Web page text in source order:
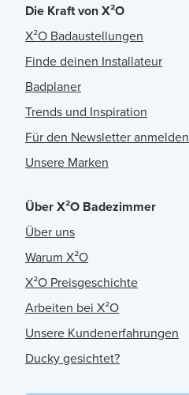
Die Kraft von X²O
X²O Badaustellungen
Finde deinen Installateur
Badplaner
Trends und Inspiration
Für den Newsletter anmelden
Unsere Marken
Über X²O Badezimmer
Über uns
Warum X²O
X²O Preisgeschichte
Arbeiten bei X²O
Unsere Kundenerfahrungen
Ducky gesichtet?